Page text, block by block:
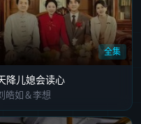
全集
降儿媳会读心
皓如＆李想